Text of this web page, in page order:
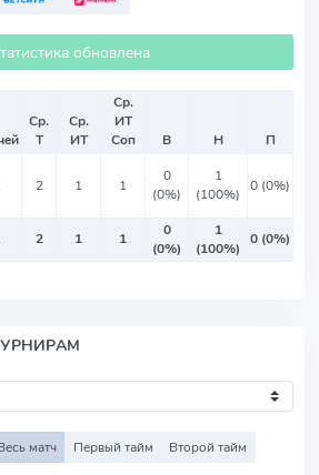
обновлена
Ср.
Т
Ср.
ИТ
Ср.
ИТ
Соп
В Н
П
2 1 1
0
(0%)
1
(100%)
0 (0%)
2 1 1
0
(0%)
1
(100%)
0 (0%)
матч Первый тайм Второй тайм